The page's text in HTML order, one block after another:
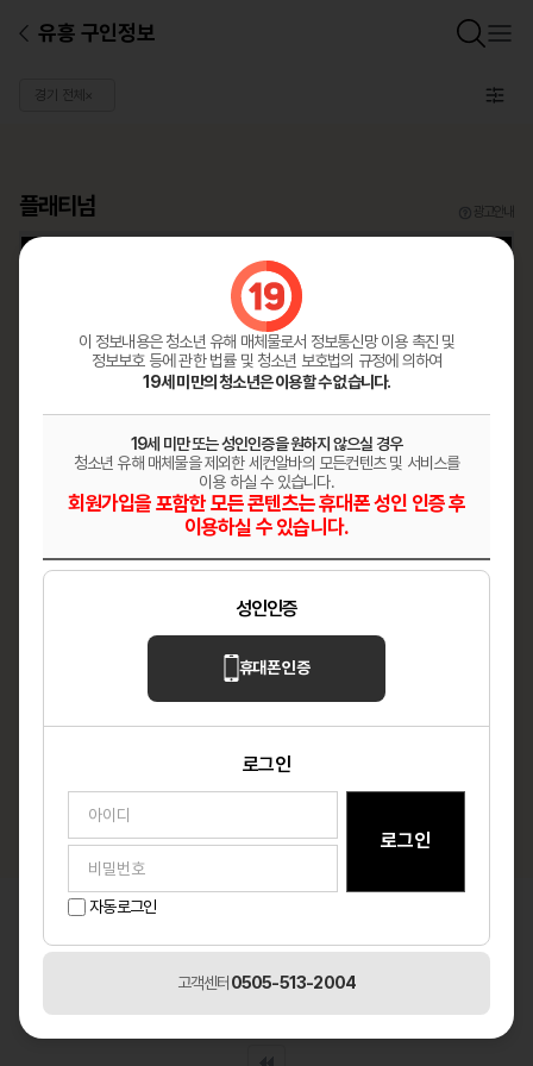
유흥 구인정보
경기 전체 ×
플래티넘 광고안내
함께돈벌어요
정규직 or 파트타임 선생님 모십니다
출퇴근
일반 구인정보 구인정보등록
이 정보내용은 청소년 유해 매체물로서 정보통신망 이용 촉진 및
정보보호 등에 관한 법률 및 청소년 보호법의 규정에 의하여
19세 미만의 청소년은 이용할 수 없습니다.
19세 미만 또는 성인인증을 원하지 않으실 경우
청소년 유해 매체물을 제외한 세컨알바의 모든컨텐츠 및 서비스를
이용 하실 수 있습니다.
회원가입을 포함한 모든 콘텐츠는 휴대폰 성인 인증 후
이용하실 수 있습니다.
성인인증
휴대폰 인증
로그인
자동로그인
고객센터0505-513-2004